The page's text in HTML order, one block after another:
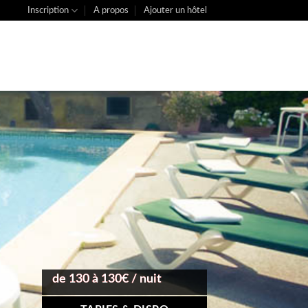
Inscription A propos Ajouter un hôtel
de 130 à 130€ / nuit